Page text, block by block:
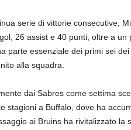
serie di vittorie consecutive,
26 assist e 40 punti, oltre a
parte essenziale dei primi sei
alla squadra.
dai Sabres come settima
stagioni a Buffalo, dove ha
ai Bruins ha rivitalizzato